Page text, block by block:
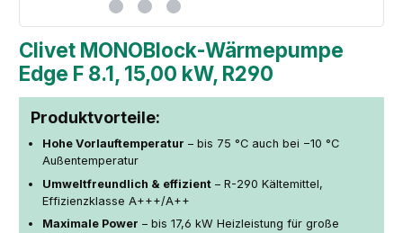
Clivet MONOBlock-Wärmepumpe
Edge F 8.1, 15,00 kW, R290
Produktvorteile:
Hohe Vorlauftemperatur – bis 75 °C auch bei −10 °C
Außentemperatur
Umweltfreundlich & effizient– R-290 Kältemittel,
Effizienzklasse A+++/A++
Maximale Power – bis 17,6 kW Heizleistung für große